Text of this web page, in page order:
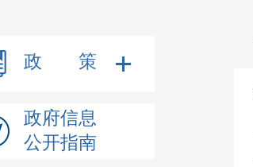
政 策
政府信息
公开指南